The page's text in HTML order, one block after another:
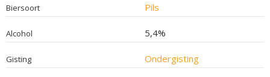
Biersoort Pils
Alcohol 5,4%
Gisting Ondergisting